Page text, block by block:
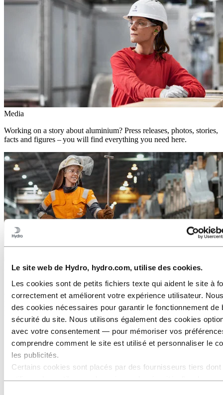
Le site web de Hydro, hydro.com, utilise des cookies.
Les cookies sont de petits fichiers texte qui aident le site à
correctement et améliorent votre expérience utilisateur.
des cookies nécessaires pour garantir le fonctionnement de
sécurité du site. Nous utilisons également des cookies
avec votre consentement — pour mémoriser vos
comprendre comment le site est utilisé et personnaliser le
les publicités.
Certains cookies sont placés par des fournisseurs tiers dont
Media
Working on a story about aluminium? Press releases, photos, stories,
facts and figures – you will find everything you need here.
À propos d’Hydro
Hydro est une entreprise leader dans le domaine de l’aluminium et
des énergies renouvelables qui développe des entreprises et des
partenariats pour un avenir plus durable. Elle emploie 32 000
personnes dans plus de 140 sites et 40 pays.
Accédez à :Aluminium
Nous sommes au service des industries
À propos de l'aluminium
Innovation et R&D
Accédez à :Energy